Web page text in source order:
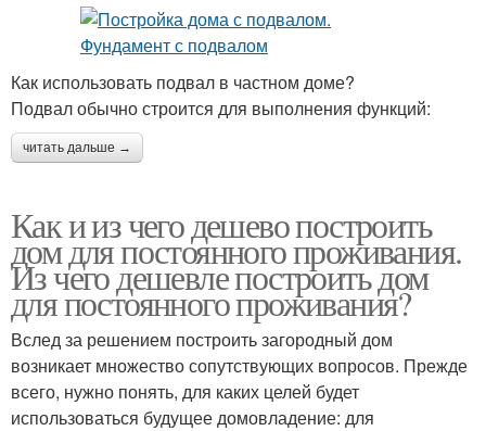
Как использовать подвал в частном доме?
Подвал обычно строится для выполнения функций:
читать дальше →
Как и из чего дешево построить
дом для постоянного проживания.
Из чего дешевле построить дом
для постоянного проживания?
Вслед за решением построить загородный дом
возникает множество сопутствующих вопросов. Прежде
всего, нужно понять, для каких целей будет
использоваться будущее домовладение: для